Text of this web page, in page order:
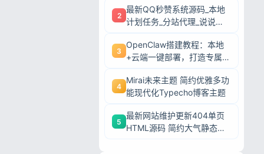
2
最新QQ秒赞系统源码_本地
计划任务_分站代理_说说赞
3
OpenClaw搭建教程：本地
+云端一键部署，打造专属AI
4
Mirai未来主题 简约优雅多功
能现代化Typecho博客主题
5
最新网站维护更新404单页
HTML源码 简约大气静态模